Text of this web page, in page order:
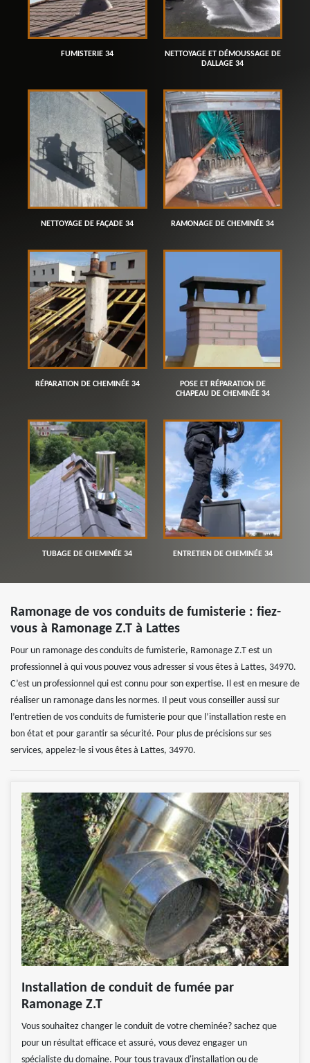
FUMISTERIE 34
NETTOYAGE ET DÉMOUSSAGE DE
DALLAGE 34
NETTOYAGE DE FAÇADE 34 RAMONAGE DE CHEMINÉE 34
RÉPARATION DE CHEMINÉE 34
POSE ET RÉPARATION DE
CHAPEAU DE CHEMINÉE 34
TUBAGE DE CHEMINÉE 34 ENTRETIEN DE CHEMINÉE 34
Ramonage de vos conduits de fumisterie : fiez-
vous à Ramonage Z.T à Lattes
Pour un ramonage des conduits de fumisterie, Ramonage Z.T est un
professionnel à qui vous pouvez vous adresser si vous êtes à Lattes, 34970.
C’est un professionnel qui est connu pour son expertise. Il est en mesure de
réaliser un ramonage dans les normes. Il peut vous conseiller aussi sur
l’entretien de vos conduits de fumisterie pour que l’installation reste en
bon état et pour garantir sa sécurité. Pour plus de précisions sur ses
services, appelez-le si vous êtes à Lattes, 34970.
Installation de conduit de fumée par
Ramonage Z.T
Vous souhaitez changer le conduit de votre cheminée? sachez que
pour un résultat efficace et assuré, vous devez engager un
spécialiste du domaine. Pour tous travaux d'installation ou de